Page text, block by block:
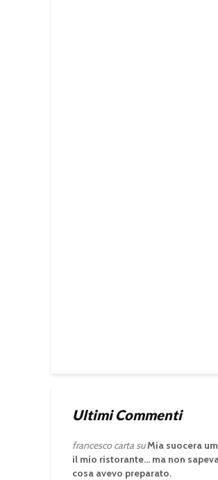
Ultimi Commenti
francesco cartasuMia suocera
il mio ristorante… ma non
cosa avevo preparato.